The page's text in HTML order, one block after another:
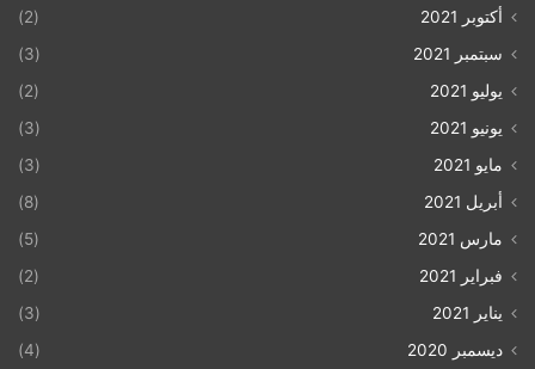
أكتوبر 2021
(2)
سبتمبر 2021
(3)
يوليو 2021
(2)
يونيو 2021
(3)
مايو 2021
(3)
أبريل 2021
(8)
مارس 2021
(5)
فبراير 2021
(2)
يناير 2021
(3)
ديسمبر 2020
(4)